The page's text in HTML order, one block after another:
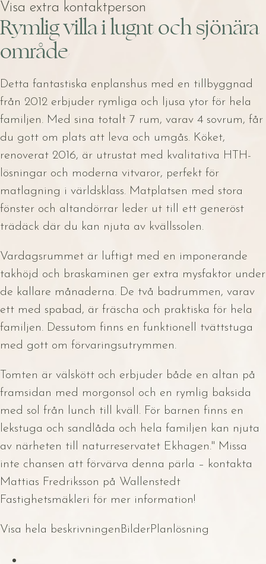
Visa extra kontaktperson
Rymlig villa i lugnt och sjönära
område
Detta fantastiska enplanshus med en tillbyggnad
från 2012 erbjuder rymliga och ljusa ytor för hela
familjen. Med sina totalt 7 rum, varav 4 sovrum, får
du gott om plats att leva och umgås. Köket,
renoverat 2016, är utrustat med kvalitativa HTH-
lösningar och moderna vitvaror, perfekt för
matlagning i världsklass. Matplatsen med stora
fönster och altandörrar leder ut till ett generöst
trädäck där du kan njuta av kvällssolen.
Vardagsrummet är luftigt med en imponerande
takhöjd och braskaminen ger extra mysfaktor under
de kallare månaderna. De två badrummen, varav
ett med spabad, är fräscha och praktiska för hela
familjen. Dessutom finns en funktionell tvättstuga
med gott om förvaringsutrymmen.
Tomten är välskött och erbjuder både en altan på
framsidan med morgonsol och en rymlig baksida
med sol från lunch till kväll. För barnen finns en
lekstuga och sandlåda och hela familjen kan njuta
av närheten till naturreservatet Ekhagen." Missa
inte chansen att förvärva denna pärla – kontakta
Mattias Fredriksson på Wallenstedt
Fastighetsmäkleri för mer information!
Visa hela beskrivningen BilderPlanlösning